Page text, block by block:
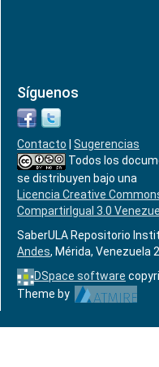
Síguenos
Contacto
Sugerencias
Todos los
se distribuyen bajo una
Licencia Creative
CompartirIgual 3.0
SaberULA Repositorio
Andes, Mérida, Venezuela
DSpace software
Theme by